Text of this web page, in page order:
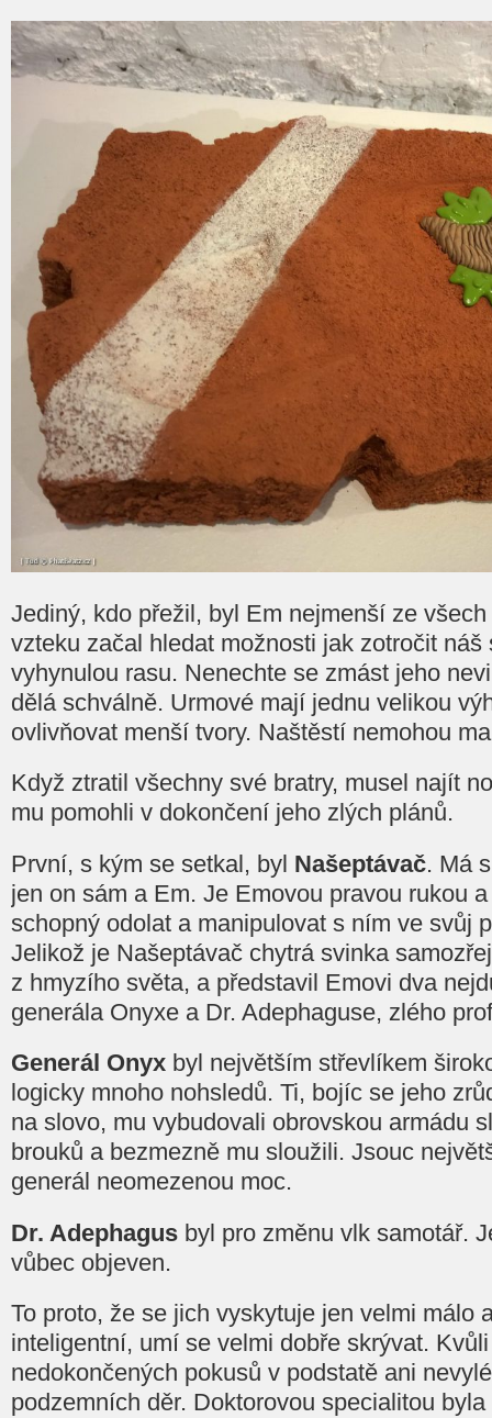
Jediný, kdo přežil, byl Em nejmenší ze
vzteku začal hledat možnosti jak zotročit
vyhynulou rasu. Nenechte se zmást jeho
dělá schválně. Urmové mají jednu velikou
ovlivňovat menší tvory. Naštěstí nemohou
Když ztratil všechny své bratry, musel najít
mu pomohli v dokončení jeho zlých plánů.
První, s kým se setkal, byl Našeptávač. Má
jen on sám a Em. Je Emovou pravou rukou
schopný odolat a manipulovat s ním ve svůj
Jelikož je Našeptávač chytrá svinka
z hmyzího světa, a představil Emovi dva
generála Onyxe a Dr. Adephaguse, zlého
Generál Onyx byl největším střevlíkem
logicky mnoho nohsledů. Ti, bojíc se jeho
na slovo, mu vybudovali obrovskou armádu
brouků a bezmezně mu sloužili. Jsouc
generál neomezenou moc.
Dr. Adephagus byl pro změnu vlk samotář.
vůbec objeven.
To proto, že se jich vyskytuje jen velmi málo
inteligentní, umí se velmi dobře skrývat.
nedokončených pokusů v podstatě ani
podzemních děr. Doktorovou specialitou